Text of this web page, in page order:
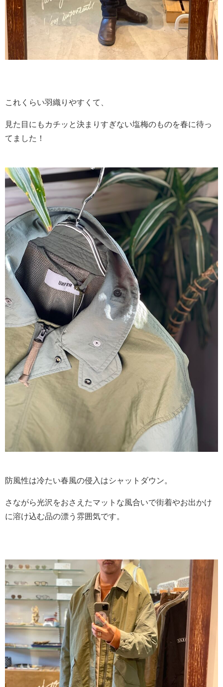
これくらい羽織りやすくて、
見た目にもカチッと決まりすぎない塩梅のものを春に待っ
てました！
防風性は冷たい春風の侵入はシャットダウン。
さながら光沢をおさえたマットな風合いで街着やお出かけ
に溶け込む品の漂う雰囲気です。